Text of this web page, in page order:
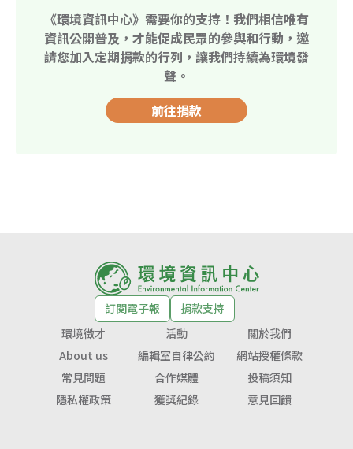
《環境資訊中心》需要你的支持！我們相信唯有
資訊公開普及，才能促成民眾的參與和行動，邀
請您加入定期捐款的行列，讓我們持續為環境發
聲。
前往捐款
訂閱電子報
捐款支持
環境徵才
活動
關於我們
About us
編輯室自律公約
網站授權條款
常見問題
合作媒體
投稿須知
隱私權政策
獲獎紀錄 意見回饋